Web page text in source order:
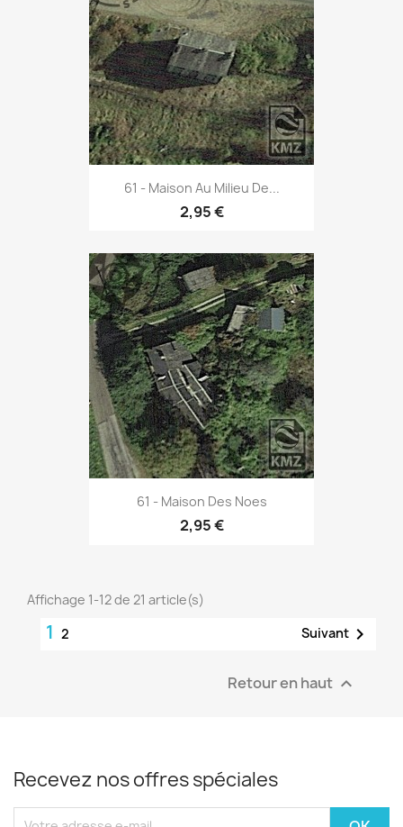
61 - Maison Au Milieu De...
2,95 €
61 - Maison Des Noes
2,95 €
Affichage 1-12 de 21 article(s)
1 2 Suivant 
Retour en haut 
Recevez nos offres spéciales